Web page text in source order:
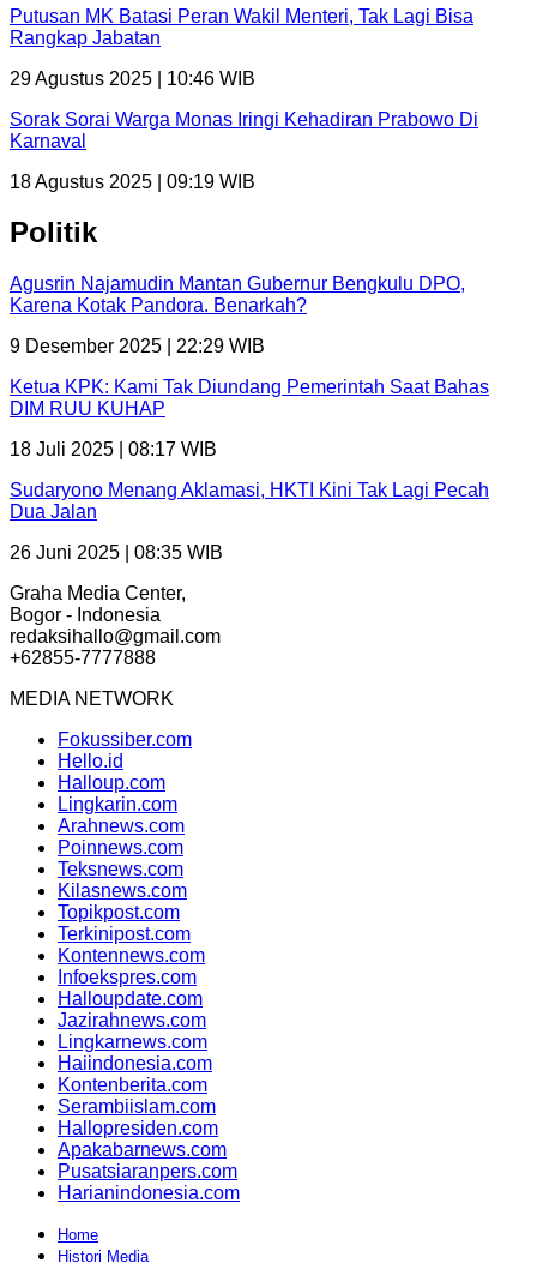
Putusan MK Batasi Peran Wakil Menteri, Tak Lagi Bisa
Rangkap Jabatan
29 Agustus 2025 | 10:46 WIB
Sorak Sorai Warga Monas Iringi Kehadiran Prabowo Di
Karnaval
18 Agustus 2025 | 09:19 WIB
Politik
Agusrin Najamudin Mantan Gubernur Bengkulu DPO,
Karena Kotak Pandora. Benarkah?
9 Desember 2025 | 22:29 WIB
Ketua KPK: Kami Tak Diundang Pemerintah Saat Bahas
DIM RUU KUHAP
18 Juli 2025 | 08:17 WIB
Sudaryono Menang Aklamasi, HKTI Kini Tak Lagi Pecah
Dua Jalan
26 Juni 2025 | 08:35 WIB
Graha Media Center,
Bogor - Indonesia
redaksihallo@gmail.com
+62855-7777888
MEDIA NETWORK
Fokussiber.com
Hello.id
Halloup.com
Lingkarin.com
Arahnews.com
Poinnews.com
Teksnews.com
Kilasnews.com
Topikpost.com
Terkinipost.com
Kontennews.com
Infoekspres.com
Halloupdate.com
Jazirahnews.com
Lingkarnews.com
Haiindonesia.com
Kontenberita.com
Serambiislam.com
Hallopresiden.com
Apakabarnews.com
Pusatsiaranpers.com
Harianindonesia.com
Home
Histori Media